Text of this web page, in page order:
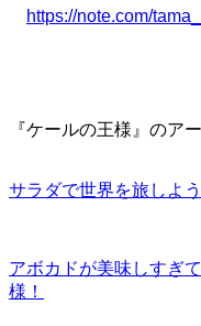
https://note.com/
『ケールの王様』のア
サラダで世界を旅しよ
アボカドが美味しすぎ
様！